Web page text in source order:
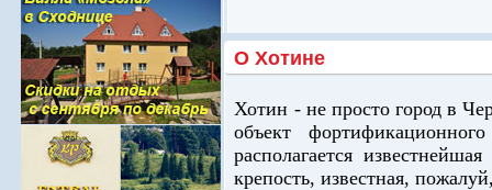
О Хотине
Хотин - не просто город в
объект
располагается
крепость, известная,